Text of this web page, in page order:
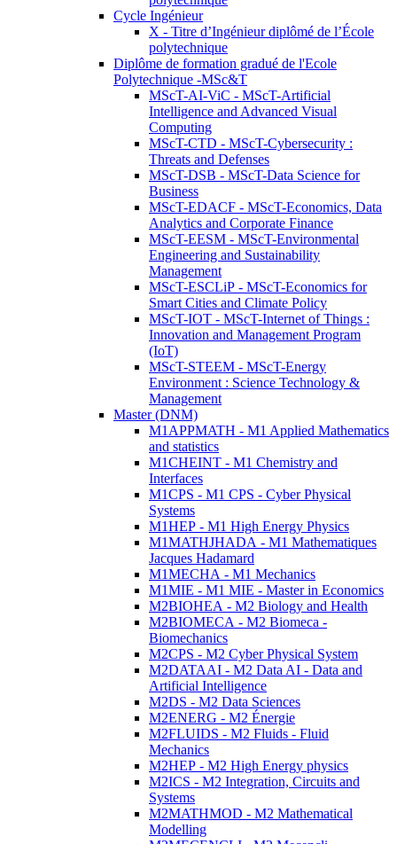
Cycle Ingénieur
X - Titre d’Ingénieur diplômé de l’École
polytechnique
Diplôme de formation gradué de l'Ecole
Polytechnique -MSc&T
MScT-AI-ViC - MScT-Artificial
Intelligence and Advanced Visual
Computing
MScT-CTD - MScT-Cybersecurity :
Threats and Defenses
MScT-DSB - MScT-Data Science for
Business
MScT-EDACF - MScT-Economics, Data
Analytics and Corporate Finance
MScT-EESM - MScT-Environmental
Engineering and Sustainability
Management
MScT-ESCLiP - MScT-Economics for
Smart Cities and Climate Policy
MScT-IOT - MScT-Internet of Things :
Innovation and Management Program
(IoT)
MScT-STEEM - MScT-Energy
Environment : Science Technology &
Management
Master (DNM)
M1APPMATH - M1 Applied Mathematics
and statistics
M1CHEINT - M1 Chemistry and
Interfaces
M1CPS - M1 CPS - Cyber Physical
Systems
M1HEP - M1 High Energy Physics
M1MATHJHADA - M1 Mathematiques
Jacques Hadamard
M1MECHA - M1 Mechanics
M1MIE - M1 MIE - Master in Economics
M2BIOHEA - M2 Biology and Health
M2BIOMECA - M2 Biomeca -
Biomechanics
M2CPS - M2 Cyber Physical System
M2DATAAI - M2 Data AI - Data and
Artificial Intelligence
M2DS - M2 Data Sciences
M2ENERG - M2 Énergie
M2FLUIDS - M2 Fluids - Fluid
Mechanics
M2HEP - M2 High Energy physics
M2ICS - M2 Integration, Circuits and
Systems
M2MATHMOD - M2 Mathematical
Modelling